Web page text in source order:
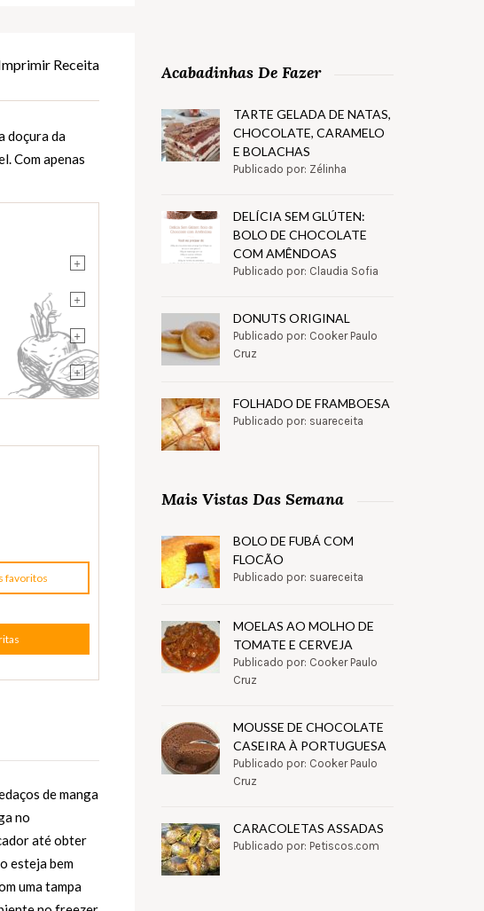
Receita
doçura da
Com apenas
+
+
+
+
favoritos
de manga
no
até obter
esteja bem
uma tampa
Acabadinhas De Fazer
TARTE GELADA DE NATAS,
CHOCOLATE, CARAMELO
E BOLACHAS
Publicado por: Zélinha
DELÍCIA SEM GLÚTEN:
BOLO DE CHOCOLATE
COM AMÊNDOAS
Publicado por: Claudia Sofia
DONUTS ORIGINAL
Publicado por: Cooker Paulo
Cruz
FOLHADO DE FRAMBOESA
Publicado por: suareceita
Mais Vistas Das Semana
BOLO DE FUBÁ COM
FLOCÃO
Publicado por: suareceita
MOELAS AO MOLHO DE
TOMATE E CERVEJA
Publicado por: Cooker Paulo
Cruz
MOUSSE DE CHOCOLATE
CASEIRA À PORTUGUESA
Publicado por: Cooker Paulo
Cruz
CARACOLETAS ASSADAS
Publicado por: Petiscos.com